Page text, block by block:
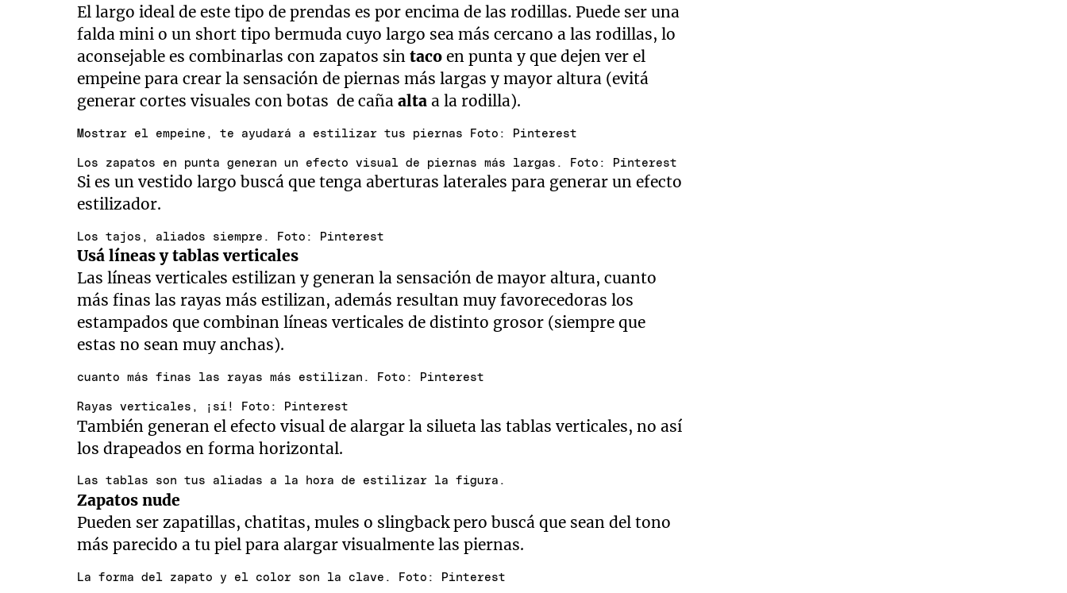
El largo ideal de este tipo de prendas es por encima de las rodillas. Puede ser una
falda mini o un short tipo bermuda cuyo largo sea más cercano a las rodillas, lo
aconsejable es combinarlas con zapatos sintacoen punta y que dejen ver el
empeine para crear la sensación de piernas más largas y mayor altura (evitá
generar cortes visuales con botas de cañaaltaa la rodilla).
Mostrar el empeine, te ayudará a estilizar tus piernas Foto: Pinterest
Los zapatos en punta generan un efecto visual de piernas más largas. Foto: Pinterest
Si es un vestido largo buscá que tenga aberturas laterales para generar un efecto
estilizador.
Los tajos, aliados siempre. Foto: Pinterest
Usá líneas y tablas verticales
Las líneas verticales estilizan y generan la sensación de mayor altura, cuanto
más finas las rayas más estilizan, además resultan muy favorecedoras los
estampados que combinan líneas verticales de distinto grosor (siempre que
estas no sean muy anchas).
cuanto más finas las rayas más estilizan. Foto: Pinterest
Rayas verticales, ¡sí! Foto: Pinterest
También generan el efecto visual de alargar la silueta las tablas verticales, no así
los drapeados en forma horizontal.
Las tablas son tus aliadas a la hora de estilizar la figura.
Zapatos nude
Pueden ser zapatillas, chatitas, mules o slingback pero buscá que sean del tono
más parecido a tu piel para alargar visualmente las piernas.
La forma del zapato y el color son la clave. Foto: Pinterest